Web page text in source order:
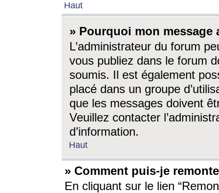
Haut
» Pourquoi mon message
L’administrateur du forum
vous publiez dans le forum
soumis. Il est également
placé dans un groupe
que les messages doivent
Veuillez contacter
d’information.
Haut
» Comment puis-je
En cliquant sur le lien